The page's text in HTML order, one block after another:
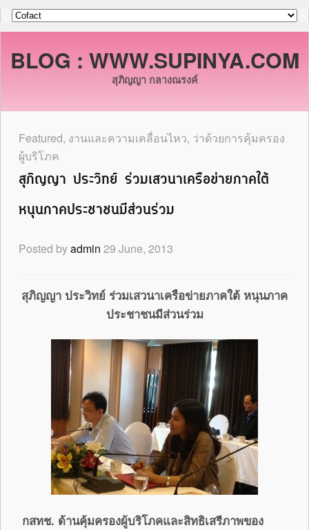
BLOG : WWW.SUPINYA.COM
สุภิญญา กลางณรงค์
Featured, งานและความเคลื่อนไหว, ว่าด้วยการคุ้มครอง
ผู้บริโภค
สุภิญญา ประวิทย์ ร่วมเสวนาเครือข่ายภาคใต้
หนุนภาคประชาชนมีส่วนร่วม
Posted byadmin 29 June, 2013
สุภิญญา ประวิทย์ ร่วมเสวนาเครือข่ายภาคใต้ หนุนภาค
ประชาชนมีส่วนร่วม
กสทช. ด้านคุ้มครองผู้บริโภคและสิทธิเสรีภาพของ